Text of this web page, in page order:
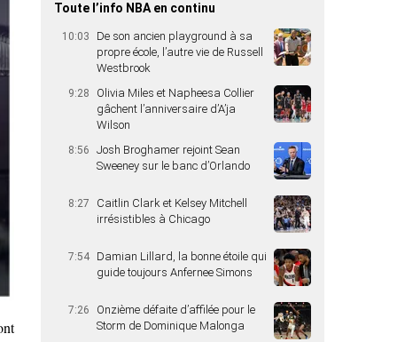
Toute l’info NBA en continu
10:03
De son ancien playground à sa
propre école, l’autre vie de Russell
Westbrook
9:28
Olivia Miles et Napheesa Collier
gâchent l’anniversaire d’A’ja
Wilson
8:56
Josh Broghamer rejoint Sean
Sweeney sur le banc d’Orlando
8:27
Caitlin Clark et Kelsey Mitchell
irrésistibles à Chicago
7:54
Damian Lillard, la bonne étoile qui
guide toujours Anfernee Simons
7:26
Onzième défaite d’affilée pour le
Storm de Dominique Malonga